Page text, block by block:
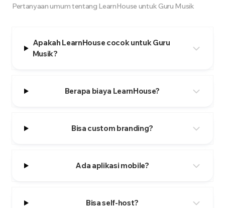
Pertanyaan umum tentang LearnHouse untuk Guru Musik
Apakah LearnHouse cocok untuk Guru
Musik?
Berapa biaya LearnHouse?
Bisa custom branding?
Ada aplikasi mobile?
Bisa self-host?